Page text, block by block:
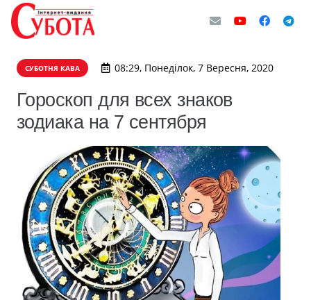
СУБОТНЯ КАВА 08:29, Понеділок, 7 Вересня, 2020
Гороскоп для всех знаков
зодиака на 7 сентября